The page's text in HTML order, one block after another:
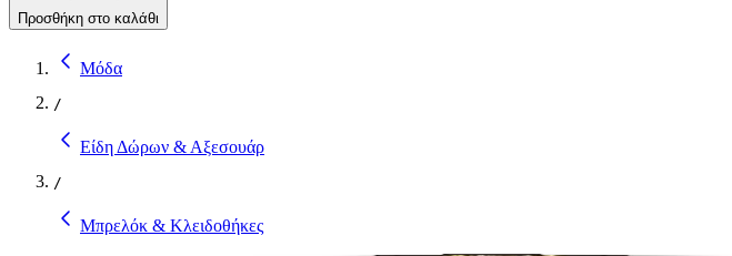
Προσθήκη στο καλάθι
Μόδα
/
Είδη Δώρων & Αξεσουάρ
/
Μπρελόκ & Κλειδοθήκες